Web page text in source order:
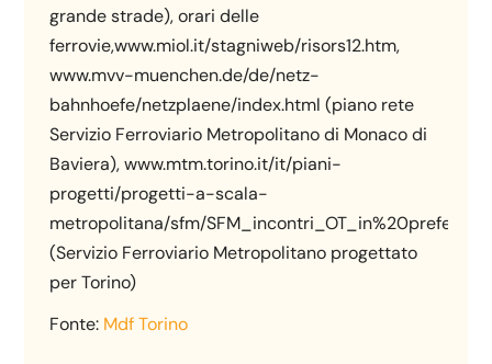
grande strade), orari delle
ferrovie,www.miol.it/stagniweb/risors12.htm,
www.mvv-muenchen.de/de/netz-
bahnhoefe/netzplaene/index.html (piano rete
Servizio Ferroviario Metropolitano di Monaco di
Baviera), www.mtm.torino.it/it/piani-
progetti/progetti-a-scala-
metropolitana/sfm/
(Servizio Ferroviario Metropolitano progettato
per Torino)
Fonte: Mdf Torino